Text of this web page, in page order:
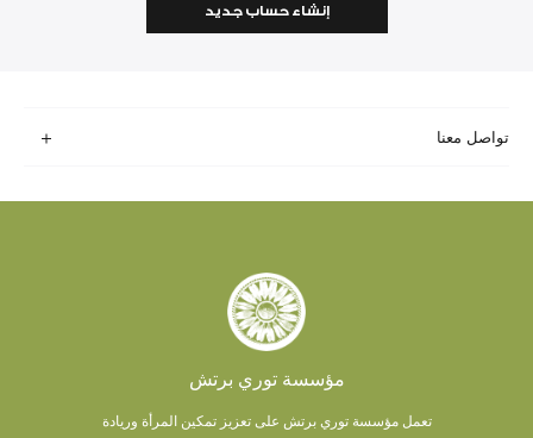
إنشاء حساب جديد
تواصل معنا
مؤسسة توري برتش
تعمل مؤسسة توري برتش على تعزيز تمكين المرأة وريادة